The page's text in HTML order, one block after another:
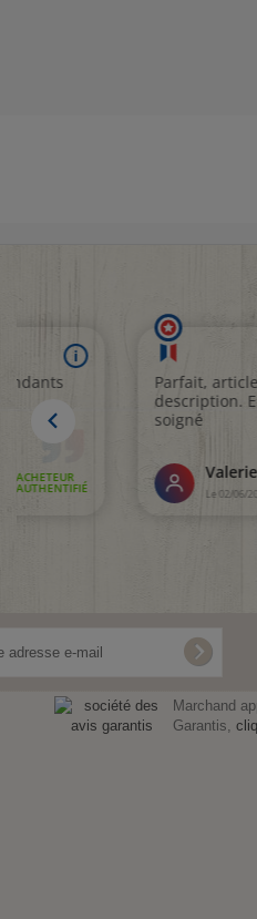
Marchand
Garantis,